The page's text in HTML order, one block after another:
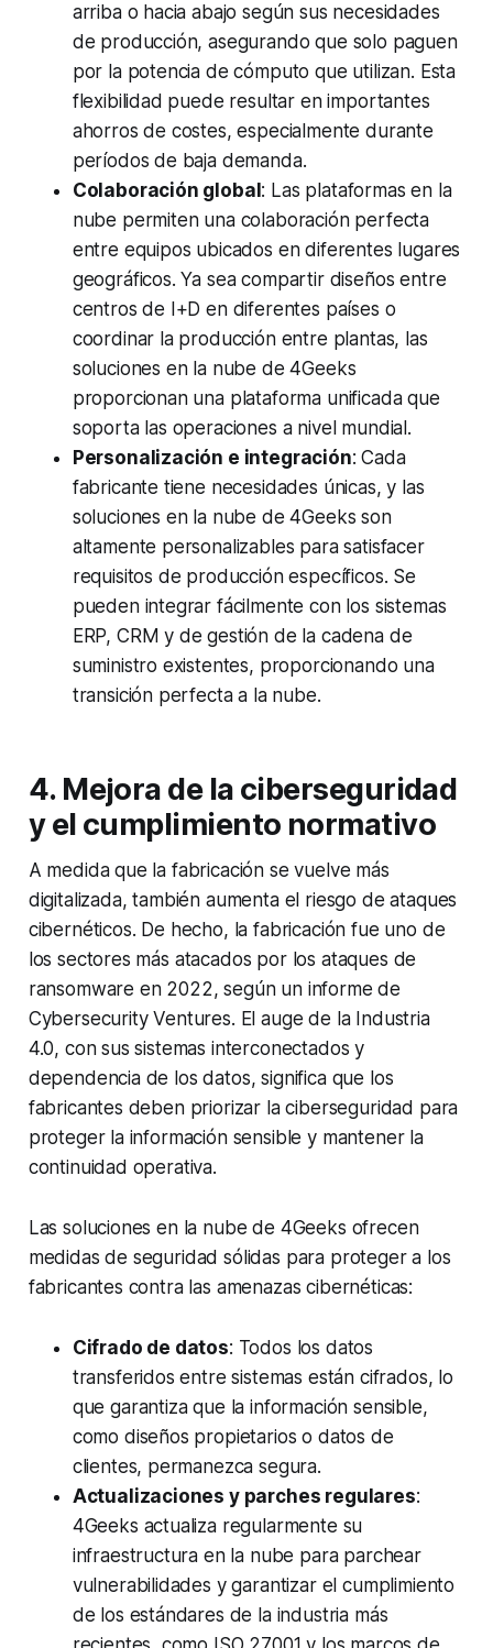
arriba o hacia abajo según sus necesidades
de producción, asegurando que solo paguen
por la potencia de cómputo que utilizan. Esta
flexibilidad puede resultar en importantes
ahorros de costes, especialmente durante
períodos de baja demanda.
Colaboración global : Las plataformas en la
nube permiten una colaboración perfecta
entre equipos ubicados en diferentes lugares
geográficos. Ya sea compartir diseños entre
centros de I+D en diferentes países o
coordinar la producción entre plantas, las
soluciones en la nube de 4Geeks
proporcionan una plataforma unificada que
soporta las operaciones a nivel mundial.
Personalización e integración: Cada
fabricante tiene necesidades únicas, y las
soluciones en la nube de 4Geeks son
altamente personalizables para satisfacer
requisitos de producción específicos. Se
pueden integrar fácilmente con los sistemas
ERP, CRM y de gestión de la cadena de
suministro existentes, proporcionando una
transición perfecta a la nube.
4. Mejora de la ciberseguridad
y el cumplimiento normativo
A medida que la fabricación se vuelve más
digitalizada, también aumenta el riesgo de ataques
cibernéticos. De hecho, la fabricación fue uno de
los sectores más atacados por los ataques de
ransomware en 2022, según un informe de
Cybersecurity Ventures. El auge de la Industria
4.0, con sus sistemas interconectados y
dependencia de los datos, significa que los
fabricantes deben priorizar la ciberseguridad para
proteger la información sensible y mantener la
continuidad operativa.
Las soluciones en la nube de 4Geeks ofrecen
medidas de seguridad sólidas para proteger a los
fabricantes contra las amenazas cibernéticas:
Cifrado de datos: Todos los datos
transferidos entre sistemas están cifrados, lo
que garantiza que la información sensible,
como diseños propietarios o datos de
clientes, permanezca segura.
Actualizaciones y parches regulares:
4Geeks actualiza regularmente su
infraestructura en la nube para parchear
vulnerabilidades y garantizar el cumplimiento
de los estándares de la industria más